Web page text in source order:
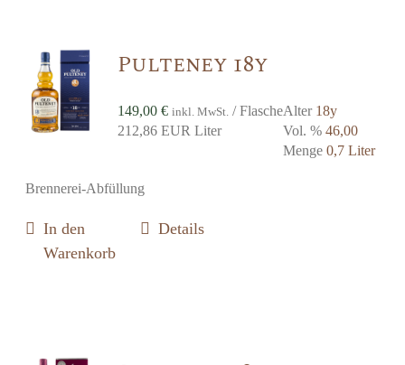
Pulteney 18y
149,00€ inkl. MwSt. / Flasche
212,86 EUR Liter
Alter 18y
Vol. %46,00
Menge0,7 Liter
Brennerei-Abfüllung
In den
Warenkorb
Details